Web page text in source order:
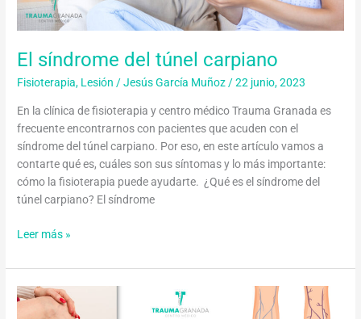
El síndrome del túnel carpiano
Fisioterapia, Lesión /Jesús García Muñoz/22 junio, 2023
En la clínica de fisioterapia y centro médico Trauma Granada es
frecuente encontrarnos con pacientes que acuden con el
síndrome del túnel carpiano. Por eso, en este artículo vamos a
contarte qué es, cuáles son sus síntomas y lo más importante:
cómo la fisioterapia puede ayudarte. ¿Qué es el síndrome del
túnel carpiano? El síndrome
Leer más »
El
linfedema